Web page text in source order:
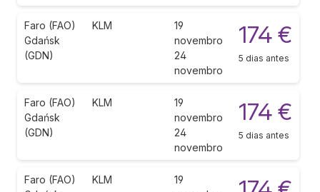
Faro (FAO)
Gdańsk
(GDN)
KLM
19
novembro
24
novembro
174 €
5 dias antes
Faro (FAO)
Gdańsk
(GDN)
KLM
19
novembro
24
novembro
174 €
5 dias antes
Faro (FAO)
KLM
19